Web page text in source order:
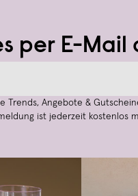
per E-Mail
Trends, Angebote &
ist jederzeit kostenlos